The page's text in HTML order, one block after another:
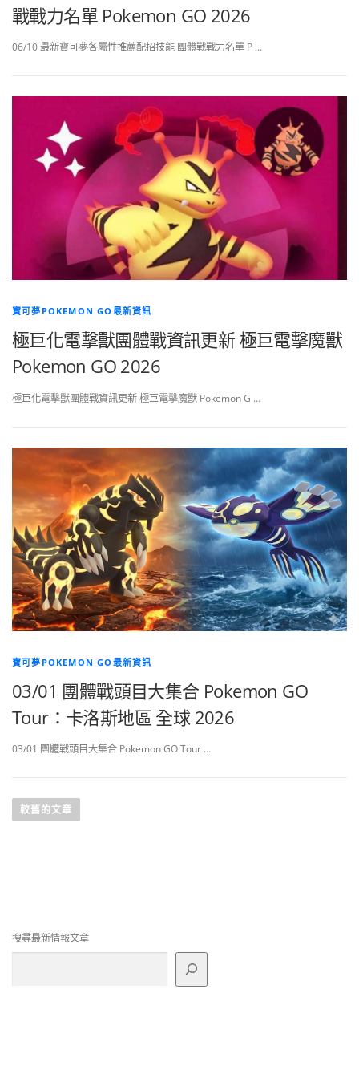
戰戰力名單 Pokemon GO 2026
06/10 最新寶可夢各屬性推薦配招技能 團體戰戰力名單 P …
寶可夢POKEMON GO最新資訊
極巨化電擊獸團體戰資訊更新 極巨電擊魔獸
Pokemon GO 2026
極巨化電擊獸團體戰資訊更新 極巨電擊魔獸 Pokemon G …
寶可夢POKEMON GO最新資訊
03/01 團體戰頭目大集合 Pokemon GO
Tour：卡洛斯地區 全球 2026
03/01 團體戰頭目大集合 Pokemon GO Tour …
章
較舊的文章
搜尋最新情報文章